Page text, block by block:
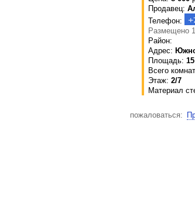
Продавец:
Телефон:
Размещено
Район:
Адрес:
Площадь:
Всего
Этаж: 2/7
Материал
пожаловаться: